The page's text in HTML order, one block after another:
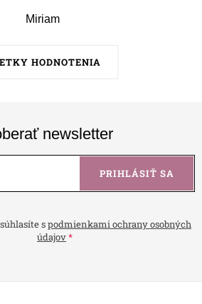
HODNOTENIA
Miriam
newsletter
spodmienkami ochrany osobných
údajov
PRIHLÁSIŤ SA